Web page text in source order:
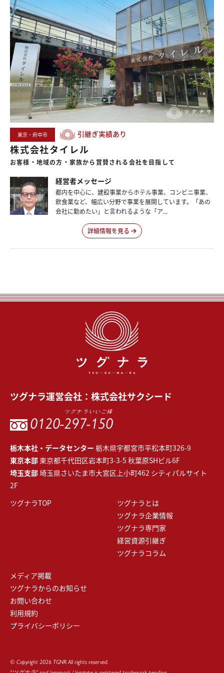
東京・府中市 引継ぎ実績あり
株式会社タイレル
お客様・地域の方・ 家族から賞賛される会社を目指して
経営者メッセージ
都内を中心に、建設事業からホテル事業、コンビニ事業、
飲食業など、幅広い分野で事業を展開しています。「あの
会社に勤めたい」と言われるような「ア...
詳細情報を見る
ツグナラ運営会社： 株式会社サクシード
0120-297-150
ツグナラいいご縁
栃木本社・データセンター 栃木県宇都宮市平松本町326-9
東京本部 東京都千代田区岩本町3-3-5 秋葉原SHビル6F
埼玉支部埼玉県さいたま市大宮区上小町462 シティパルサイト
2F
ツグナラTOP
ツグナラとは
ツグナラ企業情報
ツグナラ専門家
経営資源引継ぎ
ツグナラコラム
メディア掲載
ツグナラからのお知らせ
お問い合わせ
利用規約
プライバシーポリシー
© Copyright 2026 TGNR All rights reserved.